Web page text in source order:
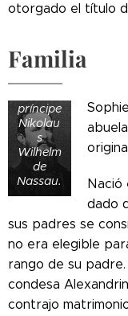
otorgado el título
Familia
Su
padre,
príncipe
Nikolau
s
Wilhelm
de
Nassau.
Nació
dado
sus padres se
no era elegible
rango de su padre.
condesa
contrajo